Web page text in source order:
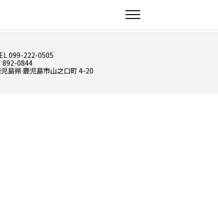
099-222-0505
892-0844
島県 鹿児島市山之口町 4-20